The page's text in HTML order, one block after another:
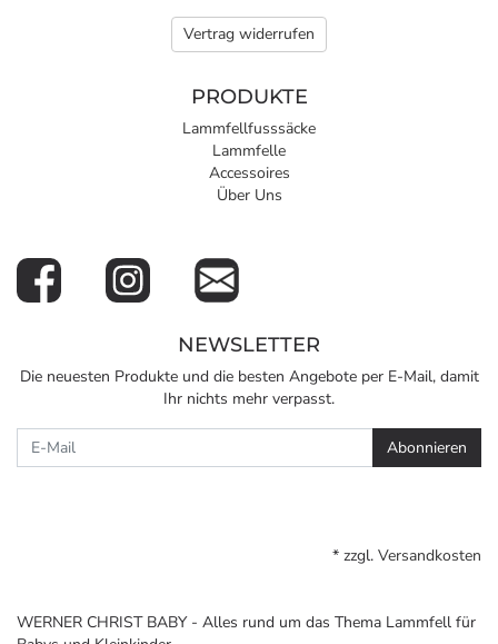
Vertrag widerrufen
PRODUKTE
Lammfellfusssäcke
Lammfelle
Accessoires
Über Uns
NEWSLETTER
Die neuesten Produkte und die besten Angebote per E-Mail, damit
Ihr nichts mehr verpasst.
Abonnieren
* zzgl. Versandkosten
WERNER CHRIST BABY - Alles rund um das Thema Lammfell für